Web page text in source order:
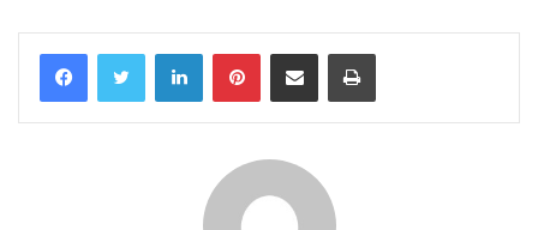
LinkedinPinterestCompartilhar via e-mail Imprimir